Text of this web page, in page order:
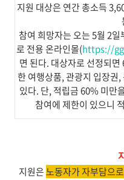
지원 대상은 연간 총소득
참여 희망자는 오는 5월 2
로 전용 온라인몰(https://
면 된다. 대상자로 선정되
한 여행상품, 관광지 입장권
있다. 단, 적립금 60% 미만
참여에 제한이 있으니
지원은노동자가 자부담으